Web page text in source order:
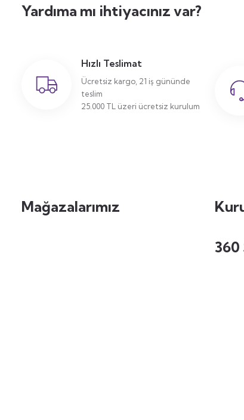
Yardıma mı ihtiyacınız var?
Hızlı Teslimat
Ücretsiz kargo, 21 iş gününde
teslim
25.000 TL üzeri ücretsiz kurulum
Mağazalarımız
360